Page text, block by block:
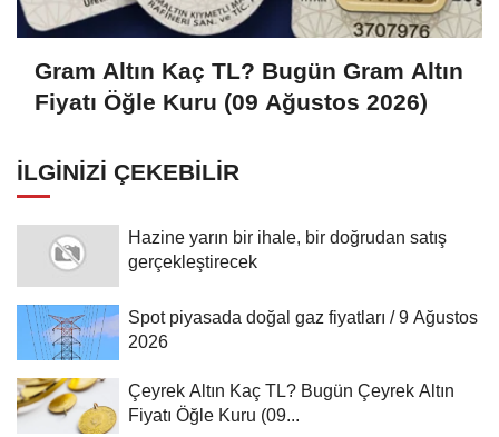
Gram Altın Kaç TL? Bugün Gram Altın
Fiyatı Öğle Kuru (09 Ağustos 2026)
İLGINIZI ÇEKEBILIR
Hazine yarın bir ihale, bir doğrudan satış
gerçekleştirecek
Spot piyasada doğal gaz fiyatları / 9 Ağustos
2026
Çeyrek Altın Kaç TL? Bugün Çeyrek Altın
Fiyatı Öğle Kuru (09...